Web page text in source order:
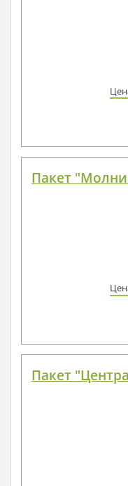
Пакет
Пакет